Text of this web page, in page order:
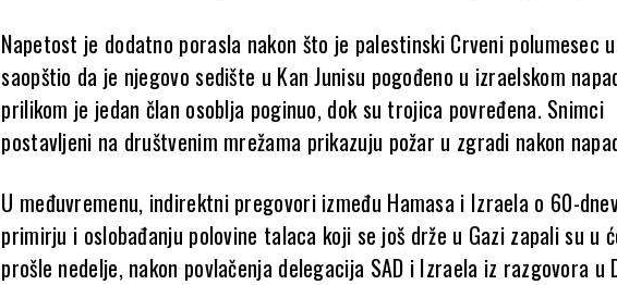
Napetost je dodatno porasla nakon što je palestinski Crveni polumesec
saopštio da je njegovo sedište u Kan Junisu pogođeno u izraelskom
prilikom je jedan član osoblja poginuo, dok su trojica povređena. Snimci
postavljeni na društvenim mrežama prikazuju požar u zgradi nakon
U međuvremenu, indirektni pregovori između Hamasa i Izraela o 60-
primirju i oslobađanju polovine talaca koji se još drže u Gazi zapali su u
prošle nedelje, nakon povlačenja delegacija SAD i Izraela iz razgovora u